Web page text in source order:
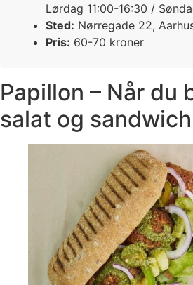
Lørdag 11:00-16:30 /
Sted: Nørregade 22,
Pris: 60-70 kroner
Papillon – Når du
salat og